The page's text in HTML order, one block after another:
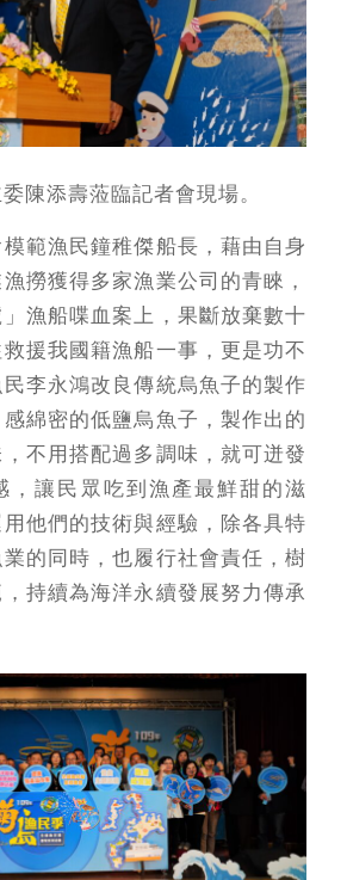
陳添壽蒞臨記者會現場。
範漁民鐘稚傑船長，藉由自身
撈獲得多家漁業公司的青睞，
漁船喋血案上，果斷放棄數十
援我國籍漁船一事，更是功不
李永鴻改良傳統烏魚子的製作
綿密的低鹽烏魚子，製作出的
不用搭配過多調味，就可迸發
，讓民眾吃到漁產最鮮甜的滋
他們的技術與經驗，除各具特
的同時，也履行社會責任，樹
持續為海洋永續發展努力傳承